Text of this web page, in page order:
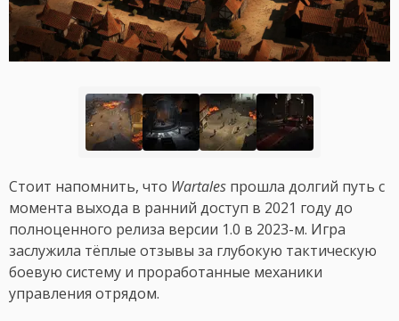
Стоит напомнить, что Wartales прошла долгий путь с
момента выхода в ранний доступ в 2021 году до
полноценного релиза версии 1.0 в 2023-м. Игра
заслужила тёплые отзывы за глубокую тактическую
боевую систему и проработанные механики
управления отрядом.